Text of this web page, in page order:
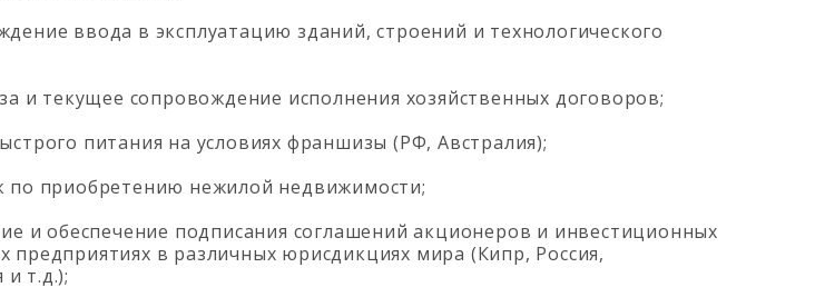
ввода в эксплуатацию зданий, строений и технологического
и текущее сопровождение исполнения хозяйственных договоров;
питания на условиях франшизы (РФ, Австралия);
по приобретению нежилой недвижимости;
и обеспечение подписания соглашений акционеров и инвестиционных
предприятиях в различных юрисдикциях мира (Кипр, Россия,
т.д.);